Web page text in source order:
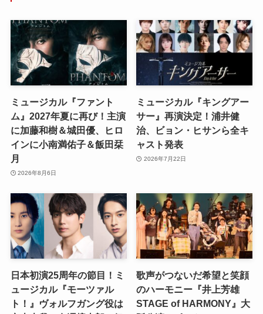
ミュージカル『ファント
ム』2027年夏に再び！主演
に加藤和樹＆城田優、ヒロ
インに小南満佑子＆飯田栞
月
2026年8月6日
ミュージカル『キングアー
サー』再演決定！浦井健
治、ビョン・ヒサンら全キ
ャスト発表
2026年7月22日
日本初演25周年の節目！ミ
ュージカル『モーツァル
ト！』ヴォルフガング役は
歌声がつないだ希望と笑顔
のハーモニー『井上芳雄
STAGE of HARMONY』大